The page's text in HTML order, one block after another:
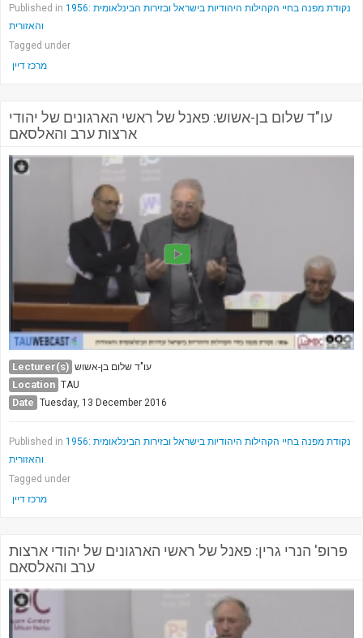
Published in 1956: נקודת מפנה בחיי הקהילות היהודיות בישראל ובזירות הבינלאומית
והאזורית
Tagged under
מרכז דיין
עו"ד שלום בן-אשוש: פאנל של ראשי הארגונים של יהודי
ארצות ערב והאלסאם
Lecturer(s) עו"ד שלום בן-אשוש
Location TAU
Date Tuesday, 13 December 2016
Published in 1956: נקודת מפנה בחיי הקהילות היהודיות בישראל ובזירות הבינלאומית
והאזורית
Tagged under
מרכז דיין
פרופ' הנרי גרין: פאנל של ראשי הארגונים של יהודי ארצות
ערב והאלסאם